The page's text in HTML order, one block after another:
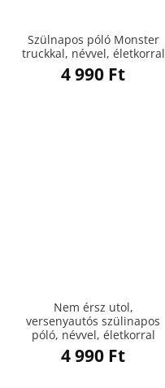
Szülnapos póló Monster
truckkal, névvel, életkorral
4 990 Ft
Nem érsz utol,
versenyautós szülinapos
póló, névvel, életkorral
4 990 Ft